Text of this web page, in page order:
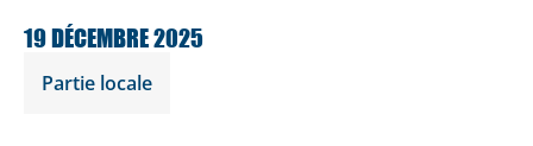
19 DÉCEMBRE 2025
Partie locale